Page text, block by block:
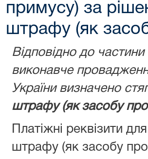
примусу) за
штрафу (як
Відповідно до
виконавче
України визначено
штрафу (як засобу
Платіжні реквізити
штрафу (як засобу